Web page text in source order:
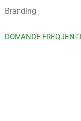
Branding
DOMANDE FREQUENTI